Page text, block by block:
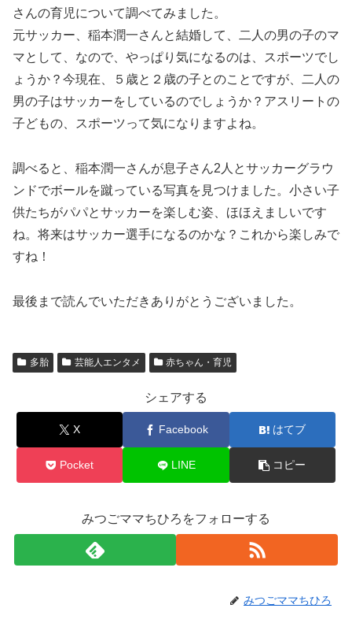
さんの育児について調べてみました。
元サッカー、稲本潤一さんと結婚して、二人の男の子のマ
マとして、なので、やっぱり気になるのは、スポーツでし
ょうか？今現在、５歳と２歳の子とのことですが、二人の
男の子はサッカーをしているのでしょうか？アスリートの
子どもの、スポーツって気になりますよね。
調べると、稲本潤一さんが息子さん2人とサッカーグラウ
ンドでボールを蹴っている写真を見つけました。小さい子
供たちがパパとサッカーを楽しむ姿、ほほえましいです
ね。将来はサッカー選手になるのかな？これから楽しみで
すね！
最後まで読んでいただきありがとうございました。
多胎 芸能人エンタメ 赤ちゃん・育児
シェアする
X Facebook はてブ
Pocket LINE コピー
みつごママちひろをフォローする
みつごママちひろ